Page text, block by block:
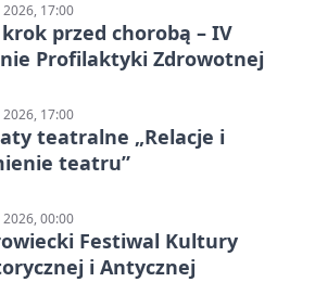
17:00
krok przed chorobą – IV
Profilaktyki Zdrowotnej
17:00
teatralne „Relacje i
teatru”
00:00
Festiwal Kultury
i Antycznej